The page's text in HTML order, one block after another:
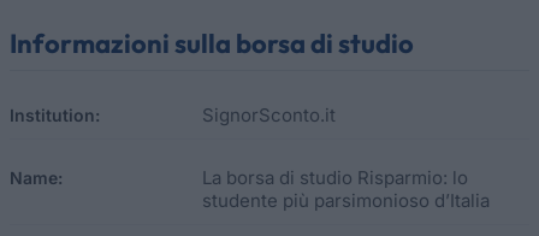
Informazioni sulla borsa di studio
Institution: SignorSconto.it
Name:
La borsa di studio Risparmio: lo
studente più parsimonioso d’Italia